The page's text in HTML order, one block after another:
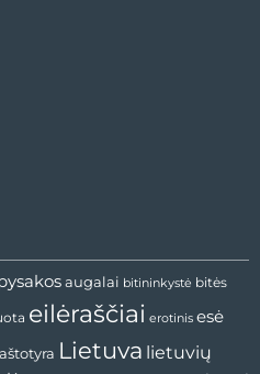
augalai bitininkystė bitės
eilėraščiai erotinis esė
Lietuva lietuvių